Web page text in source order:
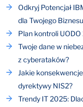
Odkryj Potencjał
dla Twojego Biznesu
Plan kontroli
Twoje dane w
z cyberataków?
Jakie
dyrektywy NIS2?
Trendy IT 2025: